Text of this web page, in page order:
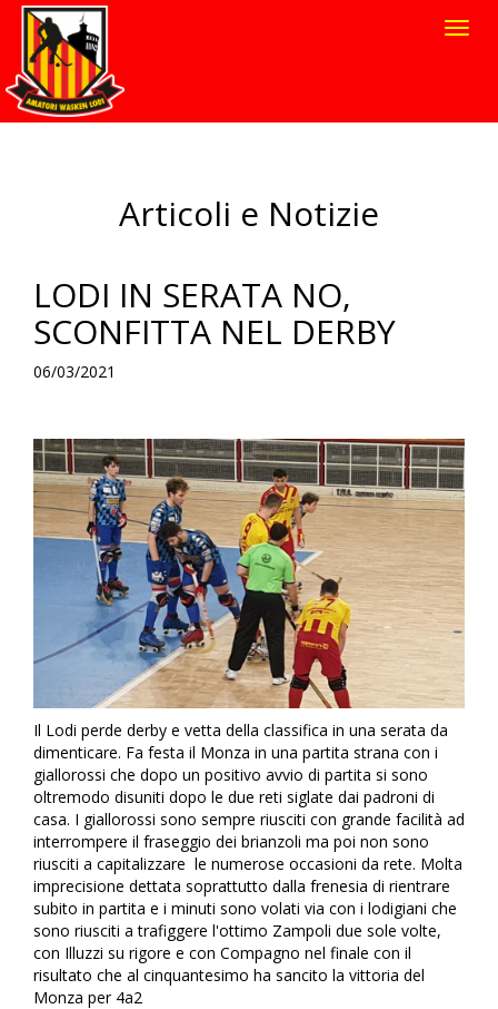
Articoli e Notizie
LODI IN SERATA NO,
SCONFITTA NEL DERBY
06/03/2021
Il Lodi perde derby e vetta della classifica in una serata da
dimenticare. Fa festa il Monza in una partita strana con i
giallorossi che dopo un positivo avvio di partita si sono
oltremodo disuniti dopo le due reti siglate dai padroni di
casa. I giallorossi sono sempre riusciti con grande facilità ad
interrompere il fraseggio dei brianzoli ma poi non sono
riusciti a capitalizzare le numerose occasioni da rete. Molta
imprecisione dettata soprattutto dalla frenesia di rientrare
subito in partita e i minuti sono volati via con i lodigiani che
sono riusciti a trafiggere l'ottimo Zampoli due sole volte,
con Illuzzi su rigore e con Compagno nel finale con il
risultato che al cinquantesimo ha sancito la vittoria del
Monza per 4a2